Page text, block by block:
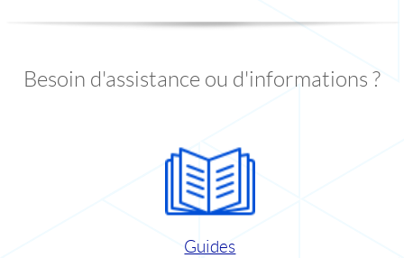
Besoin d'assistance ou d'informations ?
Guides